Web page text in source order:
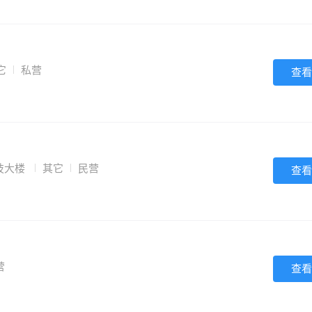
私营 查
大楼 其它 民营 查
查